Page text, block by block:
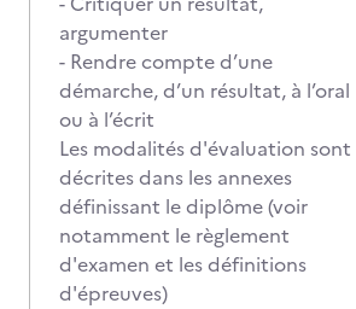
argumenter
- Rendre compte d’une
démarche, d’un résultat, à l’oral
ou à l’écrit
Les modalités d'évaluation sont
décrites dans les annexes
définissant le diplôme (voir
notamment le règlement
d'examen et les définitions
d'épreuves)